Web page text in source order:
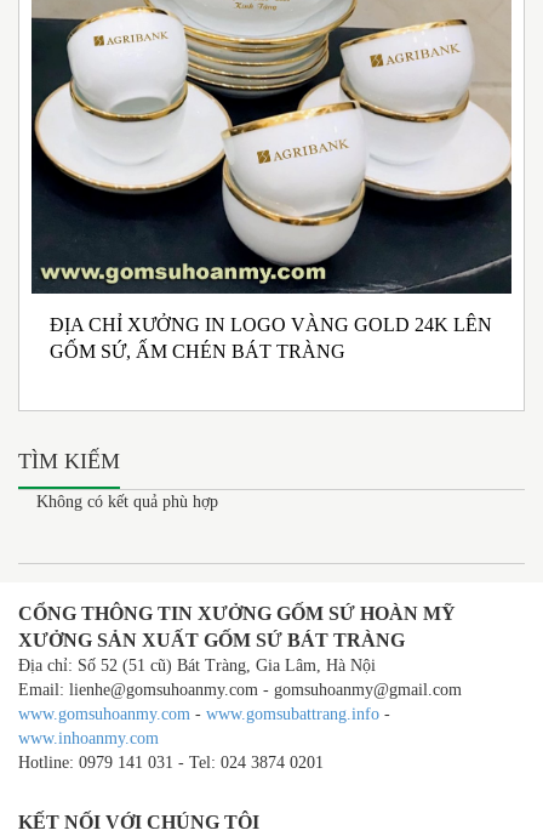
ĐỊA CHỈ XƯỞNG IN LOGO VÀNG GOLD 24K LÊN
GỐM SỨ, ẤM CHÉN BÁT TRÀNG
TÌM KIẾM
Không có kết quả phù hợp
CỔNG THÔNG TIN XƯỞNG GỐM SỨ HOÀN MỸ
XƯỞNG SẢN XUẤT GỐM SỨ BÁT TRÀNG
Địa chỉ: Số 52 (51 cũ) Bát Tràng, Gia Lâm, Hà Nội
Email: lienhe@gomsuhoanmy.com - gomsuhoanmy@gmail.com
www.gomsuhoanmy.com - www.gomsubattrang.info -
www.inhoanmy.com
Hotline: 0979 141 031 - Tel: 024 3874 0201
KẾT NỐI VỚI CHÚNG TÔI